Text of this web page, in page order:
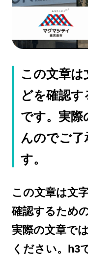
この文章は
どを確認
です。実際
んのでご
す。
この文章は文
確認するため
実際の文章で
ください。h3